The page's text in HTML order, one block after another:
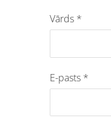
Vārds *
E-pasts *